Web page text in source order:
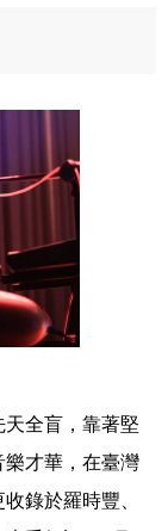
全盲，靠著堅
樂才華，在臺灣
錄於羅時豐、